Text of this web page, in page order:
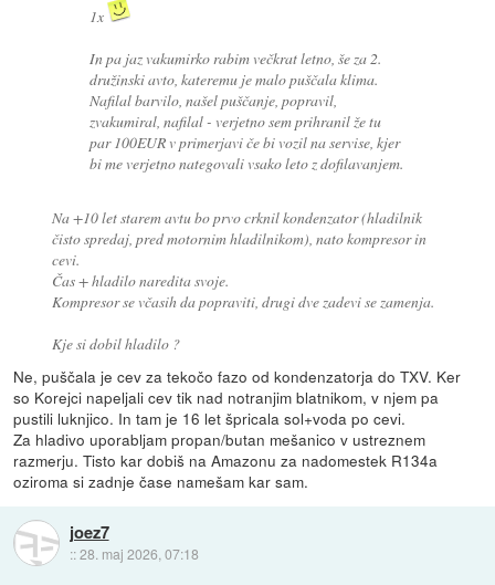
1x
In pa jaz vakumirko rabim večkrat letno, še za 2.
družinski avto, kateremu je malo puščala klima.
Nafilal barvilo, našel puščanje, popravil,
zvakumiral, nafilal - verjetno sem prihranil že tu
par 100EUR v primerjavi če bi vozil na servise, kjer
bi me verjetno nategovali vsako leto z dofilavanjem.
Na +10 let starem avtu bo prvo crknil kondenzator (hladilnik
čisto spredaj, pred motornim hladilnikom), nato kompresor in
cevi.
Čas + hladilo naredita svoje.
Kompresor se včasih da popraviti, drugi dve zadevi se zamenja.
Kje si dobil hladilo ?
Ne, puščala je cev za tekočo fazo od kondenzatorja do TXV. Ker
so Korejci napeljali cev tik nad notranjim blatnikom, v njem pa
pustili luknjico. In tam je 16 let špricala sol+voda po cevi.
Za hladivo uporabljam propan/butan mešanico v ustreznem
razmerju. Tisto kar dobiš na Amazonu za nadomestek R134a
oziroma si zadnje čase namešam kar sam.
joez7
::28. maj 2026, 07:18